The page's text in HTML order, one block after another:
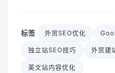
标签 外贸SEO优化
独立站SEO技巧 外贸建
英文站内容优化